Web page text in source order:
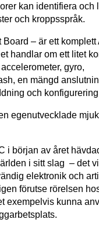
kan identifiera och
och kroppsspråk.
– är ett komplett
handlar om ett litet
gyro,
en mängd
och
egenutvecklade
i början av året
i sitt slag – det
elektronik och
förutse rörelsen
exempelvis kunna